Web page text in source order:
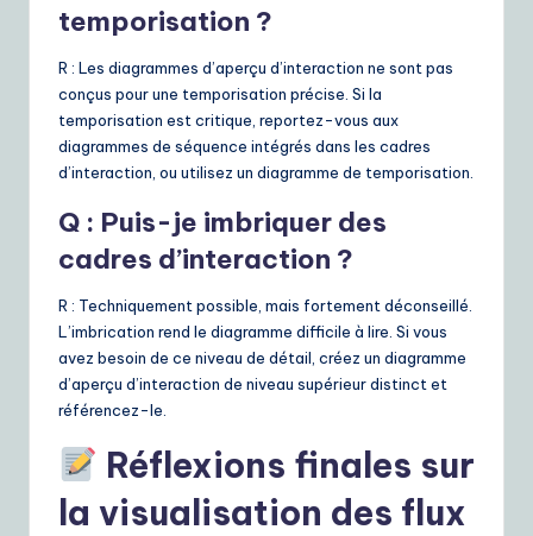
temporisation ?
R : Les diagrammes d’aperçu d’interaction ne sont pas
conçus pour une temporisation précise. Si la
temporisation est critique, reportez-vous aux
diagrammes de séquence intégrés dans les cadres
d’interaction, ou utilisez un diagramme de temporisation.
Q : Puis-je imbriquer des
cadres d’interaction ?
R : Techniquement possible, mais fortement déconseillé.
L’imbrication rend le diagramme difficile à lire. Si vous
avez besoin de ce niveau de détail, créez un diagramme
d’aperçu d’interaction de niveau supérieur distinct et
référencez-le.
Réflexions finales sur
la visualisation des flux